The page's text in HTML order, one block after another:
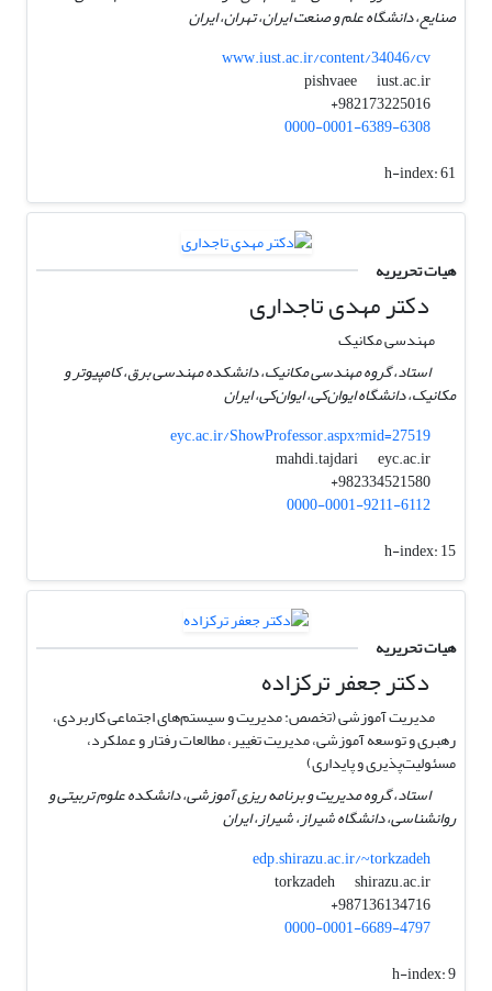
صنایع، دانشگاه علم و صنعت ایران، تهران، ایران
www.iust.ac.ir/content/34046/cv
pishvaee
iust.ac.ir
982173225016+
0000-0001-6389-6308
h-index:61
هیات تحریریه
دکتر مهدی تاجداری
مهندسی مکانیک
استاد، گروه مهندسی مکانیک، دانشکده مهندسی برق، کامپیوتر و
مکانیک، دانشگاه ایوان‌کی، ایوان‌کی، ایران
eyc.ac.ir/ShowProfessor.aspx?mid=27519
mahdi.tajdari
eyc.ac.ir
982334521580+
0000-0001-9211-6112
h-index:15
هیات تحریریه
دکتر جعفر ترکزاده
مدیریت آموزشی (تخصص: مدیریت و سیستم‌های اجتماعی کاربردی،
رهبری و توسعه آموزشی، مدیریت تغییر، مطالعات رفتار و عملکرد،
مسئولیت‌پذیری و پایداری)
استاد، گروه مدیریت و برنامه ریزی آموزشی، دانشکده علوم تربیتی و
روانشناسی، دانشگاه شیراز، شیراز، ایران
edp.shirazu.ac.ir/~torkzadeh
torkzadeh
shirazu.ac.ir
987136134716+
0000-0001-6689-4797
h-index:9